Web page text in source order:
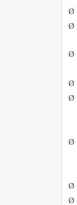
Ø
Ø
Ø
Ø
Ø
Ø
Ø
Ø